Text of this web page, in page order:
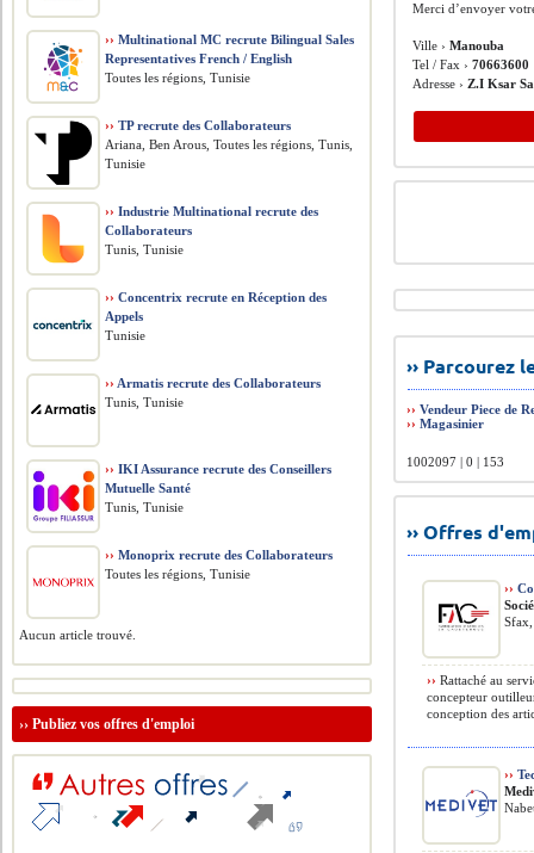
Merci d’envoyer
Ville ›Manouba
Tel / Fax ›70663600
Adresse ›Z.I Ksar
››
››Vendeur Piece de
››Magasinier
1002097 | 0 | 153
›› Offres
››
›› Rattaché au
concepteur
conception des
››
›› Multinational MC recrute Bilingual Sales
Representatives French / English
Toutes les régions, Tunisie
›› TP recrute des Collaborateurs
Ariana, Ben Arous, Toutes les régions, Tunis,
Tunisie
›› Industrie Multinational recrute des
Collaborateurs
Tunis, Tunisie
›› Concentrix recrute en Réception des
Appels
Tunisie
›› Armatis recrute des Collaborateurs
Tunis, Tunisie
›› IKI Assurance recrute des Conseillers
Mutuelle Santé
Tunis, Tunisie
›› Monoprix recrute des Collaborateurs
Toutes les régions, Tunisie
Aucun article trouvé.
››Publiez vos offres d'emploi